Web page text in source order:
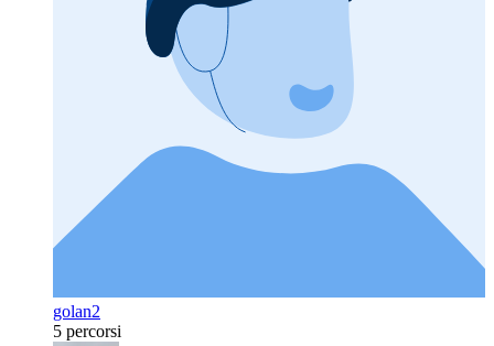
golan2
5 percorsi